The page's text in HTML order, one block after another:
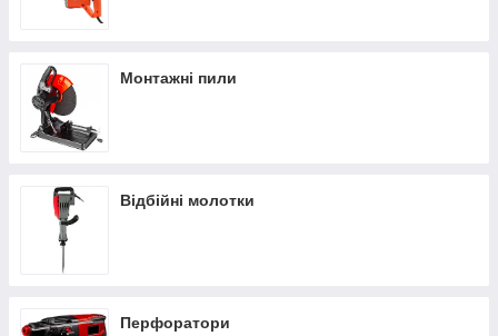
Монтажні пили
Відбійні молотки
Перфоратори